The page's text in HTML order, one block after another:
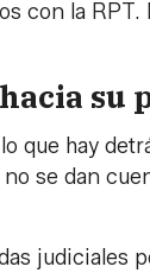
con la
su
que hay
se dan
judiciales